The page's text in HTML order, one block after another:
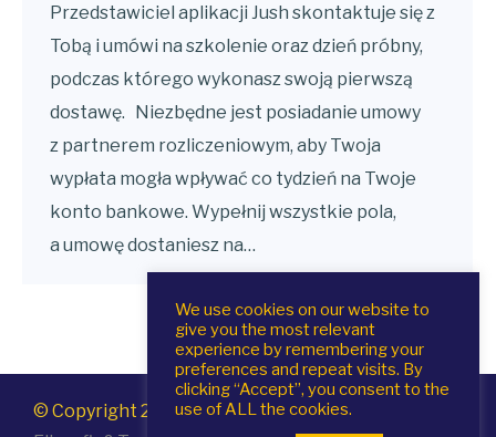
Przedstawiciel aplikacji Jush skontaktuje się z
Tobą i umówi na szkolenie oraz dzień próbny,
podczas którego wykonasz swoją pierwszą
dostawę. Niezbędne jest posiadanie umowy
z partnerem rozliczeniowym, aby Twoja
wypłata mogła wpływać co tydzień na Twoje
konto bankowe. Wypełnij wszystkie pola,
a umowę dostaniesz na…
© Copyright 2020 Quick Apps |Realizacja
We use cookies on our website to
give you the most relevant
experience by remembering your
preferences and repeat visits. By
clicking “Accept”, you consent to the
use of ALL the cookies.